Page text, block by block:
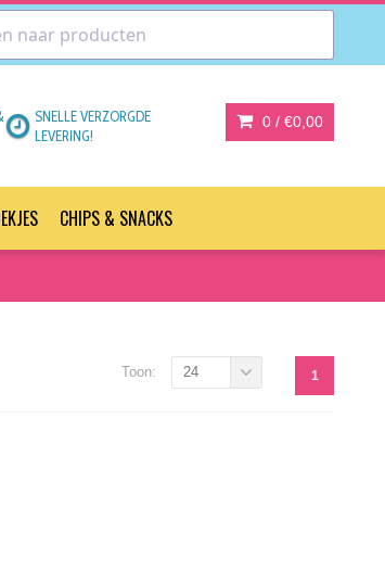
SNELLE VERZORGDE
LEVERING!
0 / €0,00
CHIPS & SNACKS
1
Toon: 24